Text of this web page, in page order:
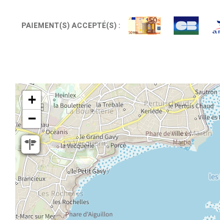
PAIEMENT(S) ACCEPTÉ(S) :
+
−